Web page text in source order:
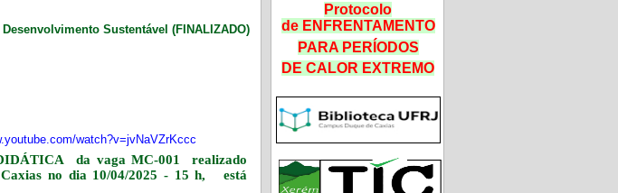
Sustentável (FINALIZADO)
watch?v=jvNaVZrKccc
da vaga MC-001 realizado
no dia 10/04/2025 - 15 h, está
Protocolo
de ENFRENTAMENTO
PARA PERÍODOS
DE CALOR EXTREMO